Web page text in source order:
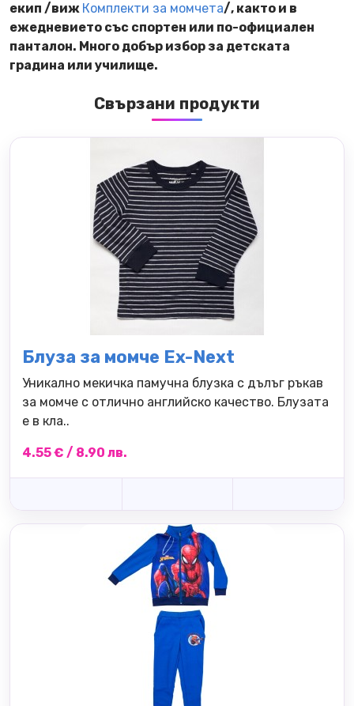
екип /виж Комплекти за момчета/, както и в
ежедневието със спортен или по-официален
панталон. Много добър избор за детската
градина или училище.
Свързани продукти
Блуза за момче Ex-Next
Уникално мекичка памучна блузка с дълъг ръкав
за момче с отлично английско качество. Блузата
е в кла..
4.55 € / 8.90 лв.